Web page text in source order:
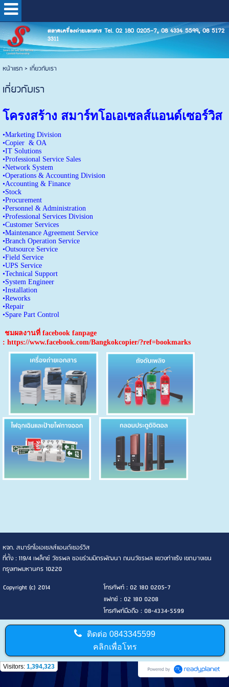
ตลาดเครื่องถ่ายเอกสาร Tel. 02 180 0205-7, 08 4334 5599, 08 5172
3311
หน้าแรก> เกี่ยวกับเรา
เกี่ยวกับเรา
โครงสร้าง สมาร์ทโอเอเซลส์แอนด์เซอร์วิส
•Marketing Division
•Copier & OA
•IT Solutions
•Professional Service Sales
•Network System
•Operations & Accounting Division
•Accounting & Finance
•Stock
•Procurement
•Personnel & Administration
•Professional Services Division
•Customer Services
•Maintenance Agreement Service
•Branch Operation Service
•Outsource Service
•Field Service
•UPS Service
•Technical Support
•System Engineer
•Installation
•Reworks
•Repair
•Spare Part Control
ชมผลงานที่ facebook fanpage
: https://www.facebook.com/Bangkokcopier/?ref=bookmarks
หจก. สมาร์ทโอเอเซลส์แอนด์เซอร์วิส
ที่ตั้ง : 119/4 เพล็กซ์ วัชรพล ซอยร่วมมิตรพัฒนา ถนนวัชรพล แขวงท่าแร้ง เขตบางเขน
กรุงเทพมหานคร 10220
Copyright (c) 2014
โทรศัพท์ : 02 180 0205-7
แฟกซ์ : 02 180 0208
โทรศัพท์มือถือ : 08-4334-5599
ติดต่อ0843345599
คลิกเพื่อโทร
Visitors: 1,394,323